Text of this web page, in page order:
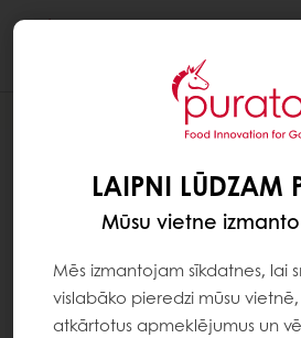
LAIPNI LŪDZAM
Mūsu vietne
Mēs izmantojam sīkdatnes, lai
vislabāko pieredzi mūsu
atkārtotus apmeklējumus un